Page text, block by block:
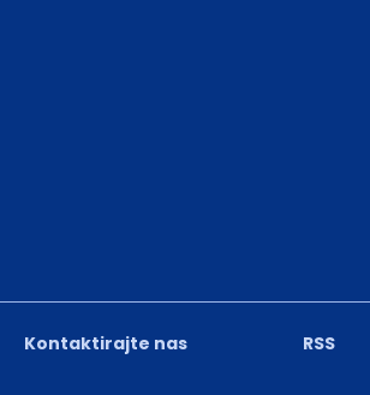
Kontaktirajte nas RSS